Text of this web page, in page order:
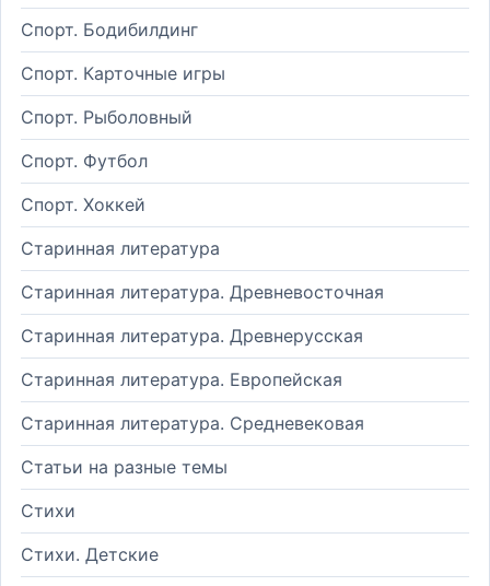
Спорт. Бодибилдинг
Спорт. Карточные игры
Спорт. Рыболовный
Спорт. Футбол
Спорт. Хоккей
Старинная литература
Старинная литература. Древневосточная
Старинная литература. Древнерусская
Старинная литература. Европейская
Старинная литература. Средневековая
Статьи на разные темы
Стихи
Стихи. Детские